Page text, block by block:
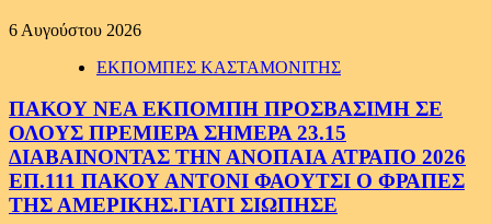
6 Αυγούστου 2026
ΕΚΠΟΜΠΕΣ ΚΑΣΤΑΜΟΝΙΤΗΣ
ΠΑΚΟΥ ΝΕΑ ΕΚΠΟΜΠΗ ΠΡΟΣΒΑΣΙΜΗ ΣΕ
ΟΛΟΥΣ ΠΡΕΜΙΕΡΑ ΣΗΜΕΡΑ 23.15
ΔΙΑΒΑΙΝΟΝΤΑΣ ΤΗΝ ΑΝΟΠΑΙΑ ΑΤΡΑΠΟ 2026
ΕΠ.111 ΠΑΚΟΥ ΑΝΤΟΝΙ ΦΑΟΥΤΣΙ Ο ΦΡΑΠΕΣ
ΤΗΣ ΑΜΕΡΙΚΗΣ.ΓΙΑΤΙ ΣΙΩΠΗΣΕ